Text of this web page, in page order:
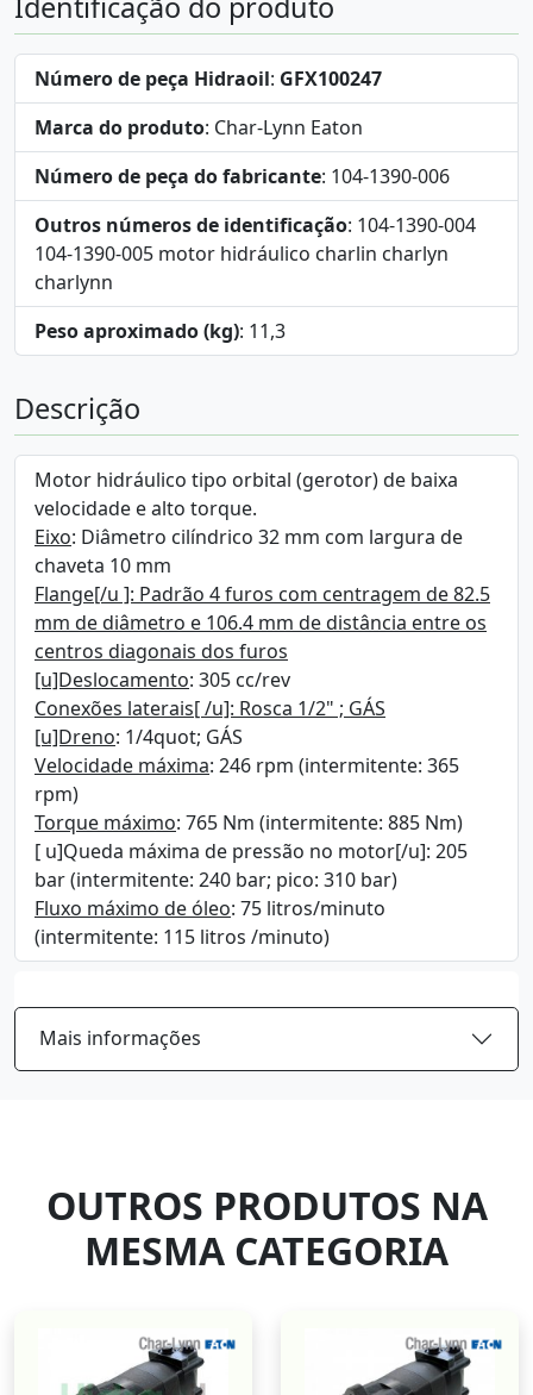
Número de peça Hidraoil: GFX100247
Marca do produto: Char-Lynn Eaton
Número de peça do fabricante: 104-1390-006
Outros números de identificação: 104-1390-004
104-1390-005 motor hidráulico charlin charlyn
charlynn
Peso aproximado (kg): 11,3
Descrição
Motor hidráulico tipo orbital (gerotor) de baixa
velocidade e alto torque.
Eixo: Diâmetro cilíndrico 32 mm com largura de
chaveta 10 mm
Flange[/u ]: Padrão 4 furos com centragem de 82.5
mm de diâmetro e 106.4 mm de distância entre os
centros diagonais dos furos
[u]Deslocamento: 305 cc/rev
Conexões laterais[ /u]: Rosca 1/2" ; GÁS
[u]Dreno: 1/4quot; GÁS
Velocidade máxima: 246 rpm (intermitente: 365
rpm)
Torque máximo: 765 Nm (intermitente: 885 Nm)
[ u]Queda máxima de pressão no motor[/u]: 205
bar (intermitente: 240 bar; pico: 310 bar)
Fluxo máximo de óleo: 75 litros/minuto
(intermitente: 115 litros /minuto)
Mais informações
OUTROS PRODUTOS NA
MESMA CATEGORIA